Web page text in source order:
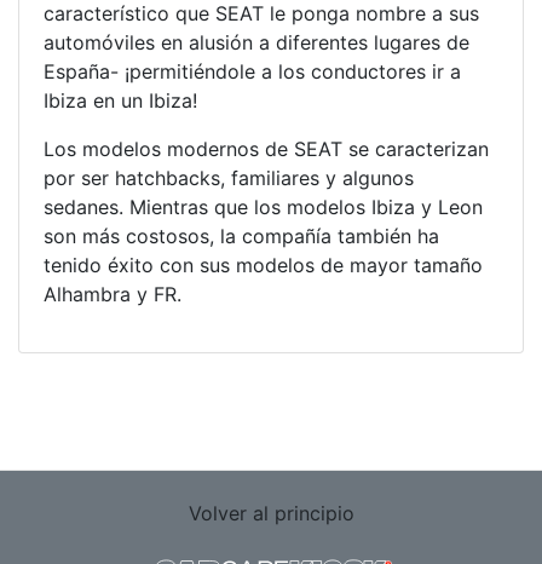
característico que SEAT le ponga nombre a sus
automóviles en alusión a diferentes lugares de
España- ¡permitiéndole a los conductores ir a
Ibiza en un Ibiza!
Los modelos modernos de SEAT se caracterizan
por ser hatchbacks, familiares y algunos
sedanes. Mientras que los modelos Ibiza y Leon
son más costosos, la compañía también ha
tenido éxito con sus modelos de mayor tamaño
Alhambra y FR.
Volver al principio